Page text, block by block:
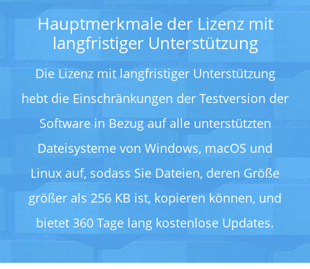
Hauptmerkmale der Lizenz mit
langfristiger Unterstützung
Die Lizenz mit langfristiger Unterstützung
hebt die Einschränkungen der Testversion der
Software in Bezug auf alle unterstützten
Dateisysteme von Windows, macOS und
Linux auf, sodass Sie Dateien, deren Größe
größer als 256 KB ist, kopieren können, und
bietet 360 Tage lang kostenlose Updates.